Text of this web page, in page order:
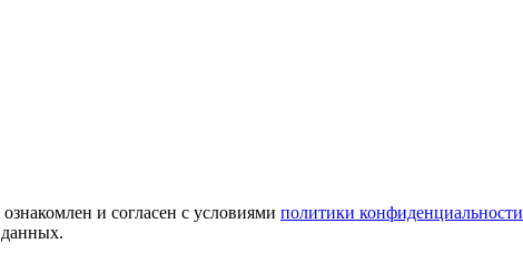
и согласен с условиями политики конфиденциальности
данных.